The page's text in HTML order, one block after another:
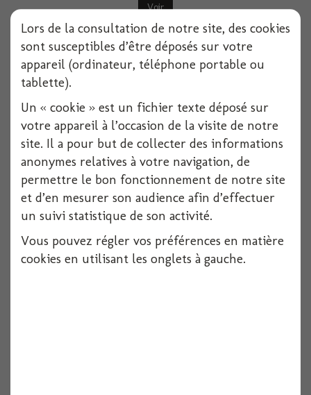
Voir
Porte nom ardoise naturel x12
Lors de la consultation de notre site, des cookies
sont susceptibles d’être déposés sur votre
appareil (ordinateur, téléphone portable ou
tablette).
Un « cookie » est un fichier texte déposé sur
votre appareil à l’occasion de la visite de notre
site. Il a pour but de collecter des informations
anonymes relatives à votre navigation, de
permettre le bon fonctionnement de notre site
et d’en mesurer son audience afin d’effectuer
un suivi statistique de son activité.
Vous pouvez régler vos préférences en matière
cookies en utilisant les onglets à gauche.